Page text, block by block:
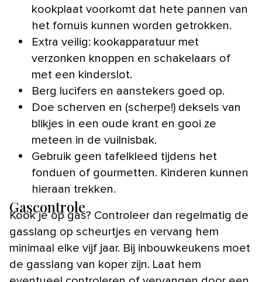
kookplaat voorkomt dat hete pannen van
het fornuis kunnen worden getrokken.
Extra veilig: kookapparatuur met
verzonken knoppen en schakelaars of
met een kinderslot.
Berg lucifers en aanstekers goed op.
Doe scherven en (scherpe!) deksels van
blikjes in een oude krant en gooi ze
meteen in de vuilnisbak.
Gebruik geen tafelkleed tijdens het
fonduen of gourmetten. Kinderen kunnen
hieraan trekken.
Gascontrole
Kook je op gas? Controleer dan regelmatig de
gasslang op scheurtjes en vervang hem
minimaal elke vijf jaar. Bij inbouwkeukens moet
de gasslang van koper zijn. Laat hem